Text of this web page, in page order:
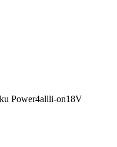
Power4allli-on18V